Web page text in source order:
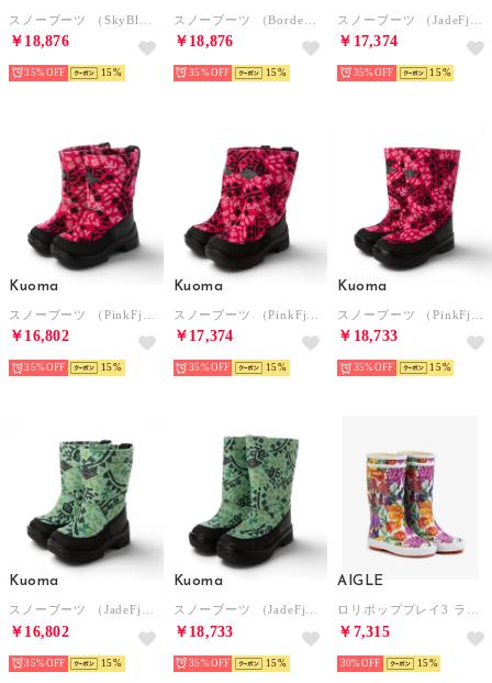
￥18,876
35% 15
￥18,876
35% 15
￥17,374
35% 15
Kuoma
￥16,802
35% 15
Kuoma
￥17,374
35% 15
Kuoma
￥18,733
35% 15
Kuoma
￥16,802
35% 15
Kuoma
￥18,733
35% 15
AIGLE
￥7,315
30% 15